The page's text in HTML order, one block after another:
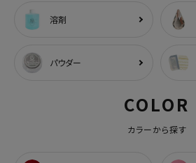
溶剤
パウダー
COLOR
カラーから探す